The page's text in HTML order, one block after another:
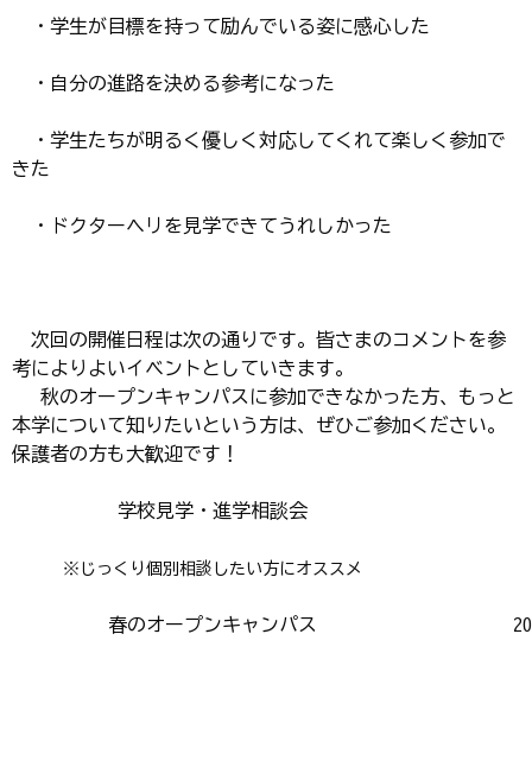
・学生が目標を持って励んでいる姿に感心した
・自分の進路を決める参考になった
・学生たちが明るく優しく対応してくれて楽しく参加で
きた
・ドクターヘリを見学できてうれしかった
次回の開催日程は次の通りです。皆さまのコメントを参
考によりよいイベントとしていきます。
秋のオープンキャンパスに参加できなかった方、もっと
本学について知りたいという方は、ぜひご参加ください。
保護者の方も大歓迎です！
学校見学・進学相談会
※じっくり個別相談したい方にオススメ
春のオープンキャンパス